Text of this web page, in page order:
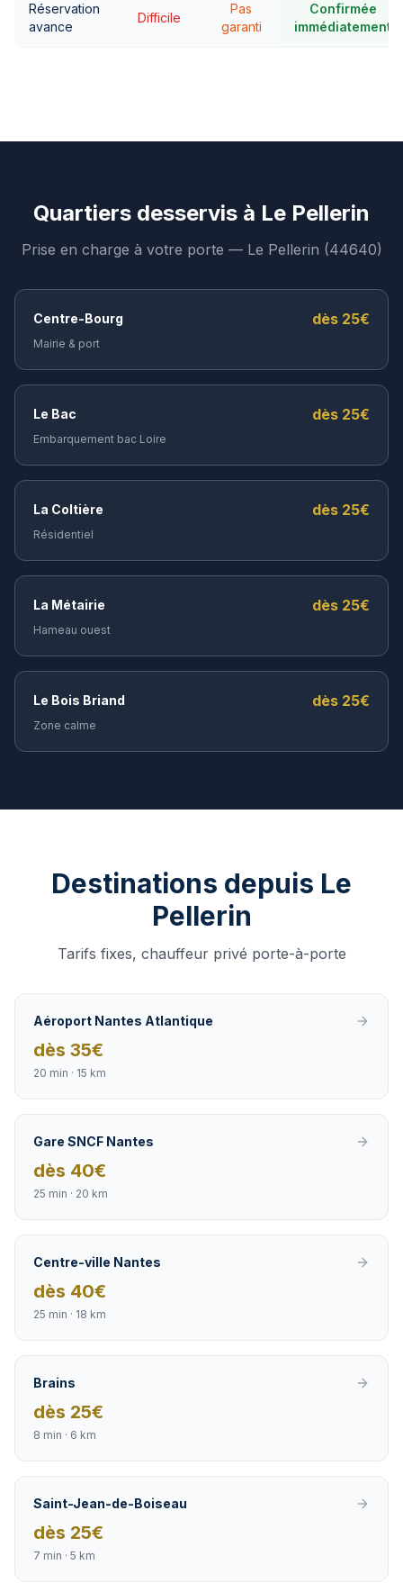
Réservation
avance
Difficile
Pas
garanti
Confirmée
immédiatement
Quartiers desservis à Le Pellerin
Prise en charge à votre porte — Le Pellerin (44640)
Centre-Bourg dès 25€
Mairie & port
Le Bac dès 25€
Embarquement bac Loire
La Coltière dès 25€
Résidentiel
La Métairie dès 25€
Hameau ouest
Le Bois Briand dès 25€
Zone calme
Destinations depuis Le
Pellerin
Tarifs fixes, chauffeur privé porte-à-porte
Aéroport Nantes Atlantique
dès 35€
20 min · 15 km
Gare SNCF Nantes
dès 40€
25 min · 20 km
Centre-ville Nantes
dès 40€
25 min · 18 km
Brains
dès 25€
8 min · 6 km
Saint-Jean-de-Boiseau
dès 25€
7 min · 5 km